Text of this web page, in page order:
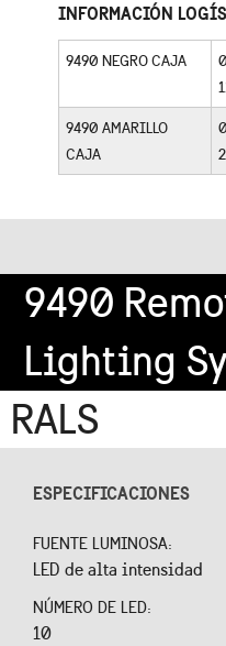
INFORMACIÓN
9490 NEGRO CAJA
9490 AMARILLO
CAJA
9490
Lighting
RALS
ESPECIFICACIONES
FUENTE LUMINOSA:
LED de alta intensidad
NÚMERO DE LED:
10